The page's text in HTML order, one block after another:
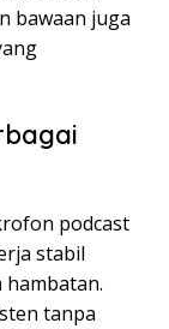
bawaan juga
podcast
stabil
hambatan.
tanpa